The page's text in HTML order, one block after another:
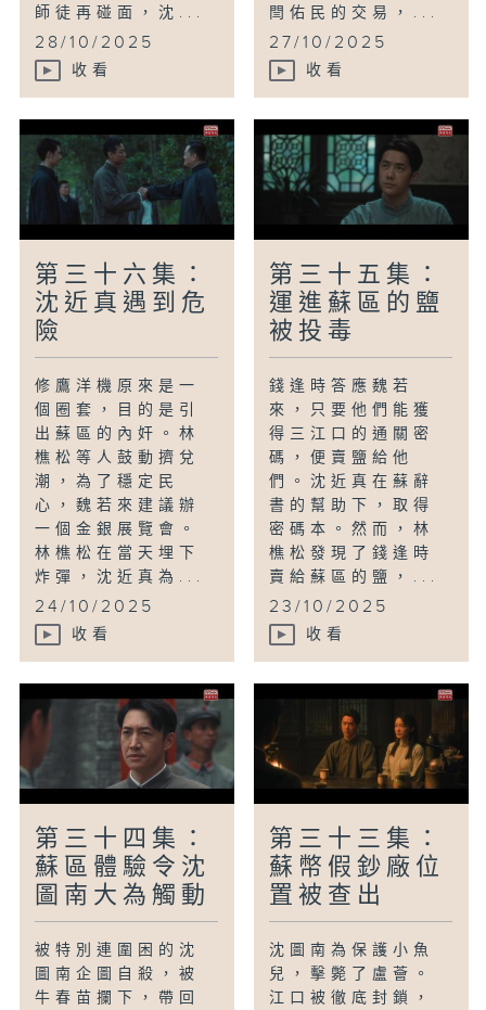
師徒再碰面，沈...
28/10/2025
收看
閆佑民的交易，...
27/10/2025
收看
第三十六集：
沈近真遇到危
險
修鷹洋機原來是一
個圈套，目的是引
出蘇區的內奸。林
樵松等人鼓動擠兌
潮，為了穩定民
心，魏若來建議辦
一個金銀展覽會。
林樵松在當天埋下
炸彈，沈近真為...
24/10/2025
收看
第三十五集：
運進蘇區的鹽
被投毒
錢逢時答應魏若
來，只要他們能獲
得三江口的通關密
碼，便賣鹽給他
們。沈近真在蘇辭
書的幫助下，取得
密碼本。然而，林
樵松發現了錢逢時
賣給蘇區的鹽，...
23/10/2025
收看
第三十四集：
蘇區體驗令沈
圖南大為觸動
被特別連圍困的沈
圖南企圖自殺，被
牛春苗攔下，帶回
第三十三集：
蘇幣假鈔廠位
置被查出
沈圖南為保護小魚
兒，擊斃了盧薈。
江口被徹底封鎖，